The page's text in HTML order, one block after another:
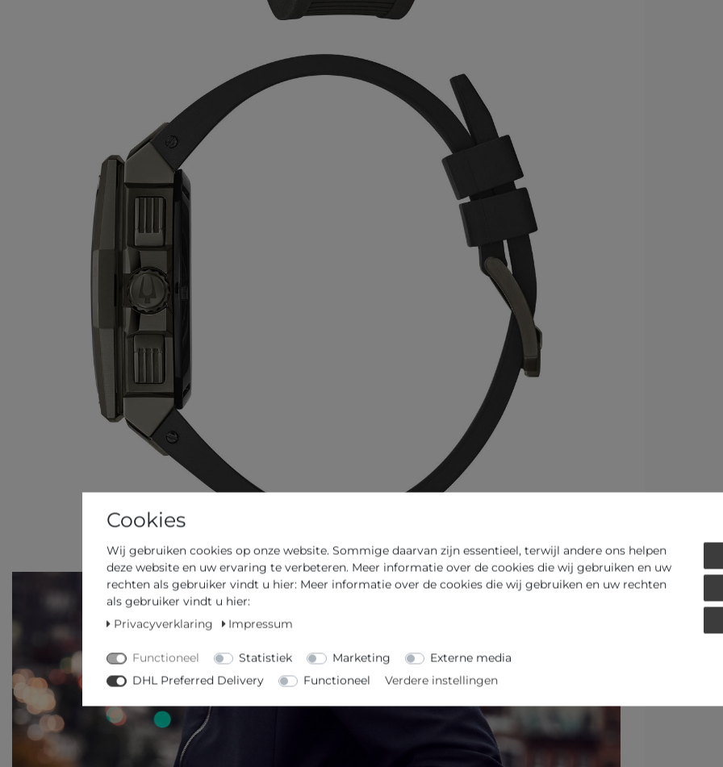
Cookies
Wij gebruiken cookies op onze website. Sommige daarvan zijn essentieel, terwijl andere ons helpen
deze website en uw ervaring te verbeteren. Meer informatie over de cookies die wij gebruiken en uw
rechten als gebruiker vindt u hier: Meer informatie over de cookies die wij gebruiken en uw rechten
als gebruiker vindt u hier:
Privacyverklaring
Impressum
Functioneel Statistiek Marketing
Externe media
DHL Preferred Delivery
Functioneel Verdere instellingen